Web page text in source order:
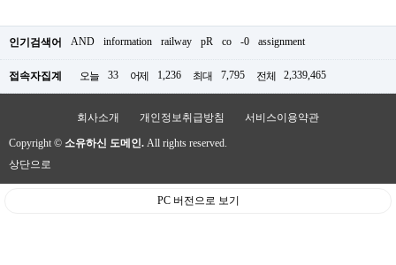
인기검색어 AND information railway pR co -0 assignment
접속자집계 오늘 33 어제 1,236 최대 7,795 전체 2,339,465
회사소개 개인정보취급방침 서비스이용약관
Copyright © 소유하신 도메인. All rights reserved.
상단으로
PC 버전으로 보기